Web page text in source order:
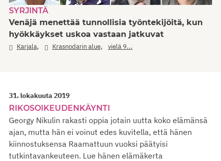
SYRJINTÄ
Venäjä menettää tunnollisia työntekijöitä, kun
hyökkäykset uskoa vastaan jatkuvat
Karjala, Krasnodarin alue, vielä 9...
31. lokakuuta 2019
RIKOSOIKEUDENKÄYNTI
Georgy Nikulin rakasti oppia jotain uutta koko elämänsä
ajan, mutta hän ei voinut edes kuvitella, että hänen
kiinnostuksensa Raamattuun vuoksi päätyisi
tutkintavankeuteen. Lue hänen elämäkerta